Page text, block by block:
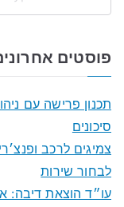
פוסטים
תכנון פרישה עם
סיכונים
צמיגים לרכב
לבחור שירות
עו״ד הוצאת דיבה: